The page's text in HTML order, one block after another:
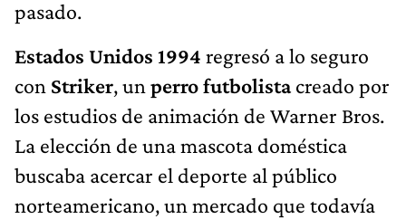
pasado.
Estados Unidos 1994 regresó a lo seguro
con Striker, un perro futbolistacreado por
los estudios de animación de Warner Bros.
La elección de una mascota doméstica
buscaba acercar el deporte al público
norteamericano, un mercado que todavía